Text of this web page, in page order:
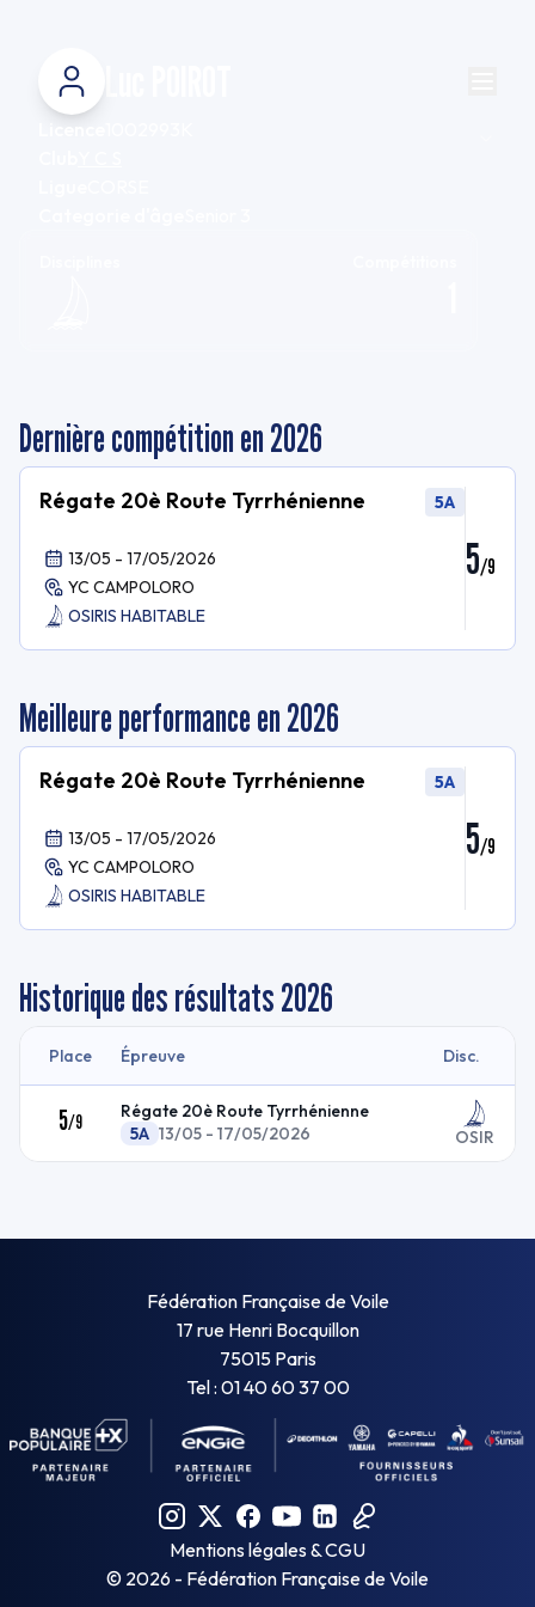
Dernière compétition en 2026
Régate 20è Route Tyrrhénienne 5A
13/05 - 17/05/2026
YC CAMPOLORO
OSIRIS HABITABLE
5/9
Meilleure performance en 2026
Régate 20è Route Tyrrhénienne 5A
13/05 - 17/05/2026
YC CAMPOLORO
OSIRIS HABITABLE
5/9
Historique des résultats2026
Place Épreuve Disc.
5/9
Régate 20è Route Tyrrhénienne
5A 13/05 - 17/05/2026 OSIR
Fédération Française de Voile
17 rue Henri Bocquillon
75015 Paris
Tel : 01 40 60 37 00
Mentions légales & CGU
© 2026 - Fédération Française de Voile